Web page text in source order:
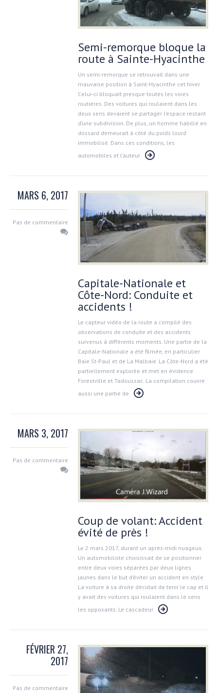
Semi-remorque bloque la
route à Sainte-Hyacinthe
Un semi-remorque se retrouvait dans une
mauvaise position à Saint-Hyacinthe cet hiver.
Celui-ci bloquait presque toutes les voies
routières. Des voitures qui roulaient dans les
deux sens devaient se partager l’espace restant
d’une subdivision. De plus, un homme habillé en
dossard demeurait à côté du poids lourd
immobilisé. Dans ces conditions, les
automobiles et l’auteur
MARS 6, 2017
Pas de commentaire
Capitale-Nationale et
Côte-Nord: Conduite et
accidents !
Le capteur vidéo de la route a compilé des
observations de conduite et des accidents
survenus à différents moments. Une partie de la
Capitale-Nationale a été filmée, en particulier
Baie St-Paul et de La Malbaie. La Côte-Nord a été
partiellement explorée et met en évidence
Forestville et Tadoussac. La compilation couvre
aussi une partie de
MARS 3, 2017
Pas de commentaire
Coup de volant: Accident
évité de près !
Le 2 mars 2017, durant un après-midi nuageux.
Un automobiliste choisissait de se positionner
entre deux voies séparées par deux lignes
jaunes dans le but d’éviter un accident en style.
La voiture à sa droite décidait de tenir le cap et il
y avait des voitures qui roulaient dans le sens
les opposants. Le cascadeur
FÉVRIER 27,
2017
Pas de commentaire